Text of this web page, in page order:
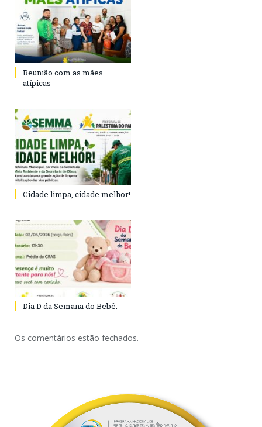
Reunião com as mães
atípicas
Cidade limpa, cidade melhor!
Dia D da Semana do Bebê.
Os comentários estão fechados.